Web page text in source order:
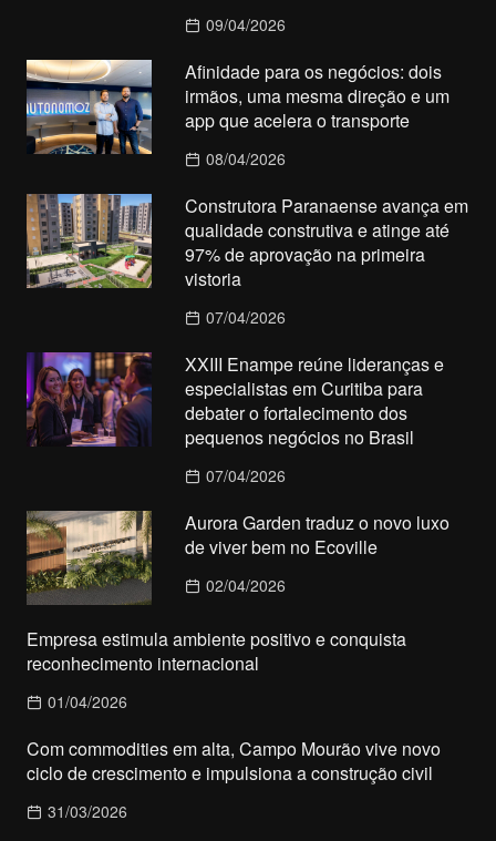
09/04/2026
Afinidade para os negócios: dois
irmãos, uma mesma direção e um
app que acelera o transporte
08/04/2026
Construtora Paranaense avança em
qualidade construtiva e atinge até
97% de aprovação na primeira
vistoria
07/04/2026
XXIII Enampe reúne lideranças e
especialistas em Curitiba para
debater o fortalecimento dos
pequenos negócios no Brasil
07/04/2026
Aurora Garden traduz o novo luxo
de viver bem no Ecoville
02/04/2026
Empresa estimula ambiente positivo e conquista
reconhecimento internacional
01/04/2026
Com commodities em alta, Campo Mourão vive novo
ciclo de crescimento e impulsiona a construção civil
31/03/2026